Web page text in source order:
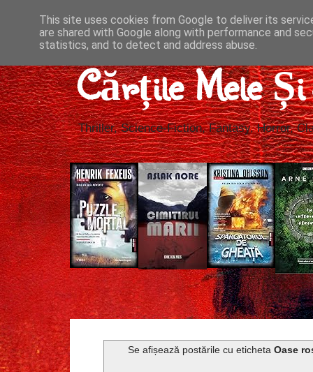
Cărțile Mele
Thriller, Science-Fiction, Fantasy, Horror,
Se afișează postările cu etichetaOase
This site uses cookies from Google to deliver its
are shared with Google along with performance and
statistics, and to detect and address abuse.